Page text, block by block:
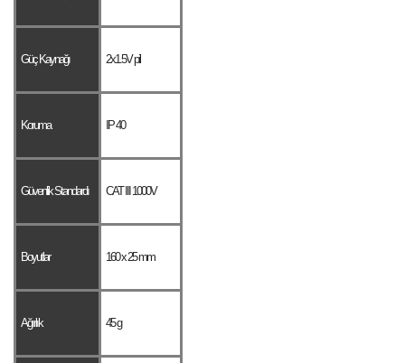
Güç Kaynağı 2x1.5V pil
Koruma IP 40
Güvenlik Standardı CAT III 1000V
Boyutlar 160 x 25 mm
Ağırlık 45 g